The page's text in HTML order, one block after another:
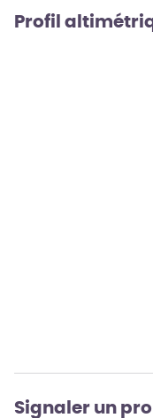
Profil
Signaler un